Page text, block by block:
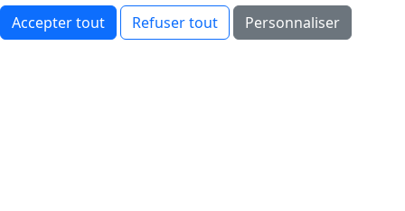
Accepter tout Refuser tout Personnaliser